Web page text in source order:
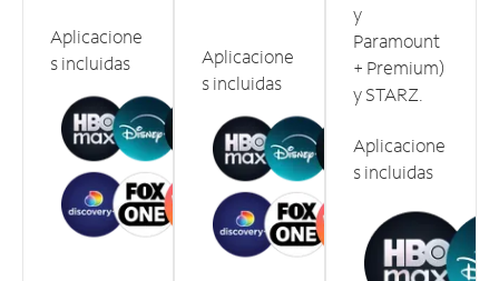
Aplicacione
s incluidas
Aplicacione
s incluidas
y
Paramount
+ Premium)
y STARZ.
Aplicacione
s incluidas